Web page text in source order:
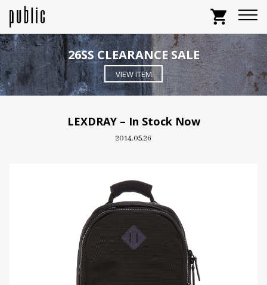
shopping_cart
26SS CLEARANCE SALE
VIEW ITEM
LEXDRAY – In Stock Now
2014.05.26